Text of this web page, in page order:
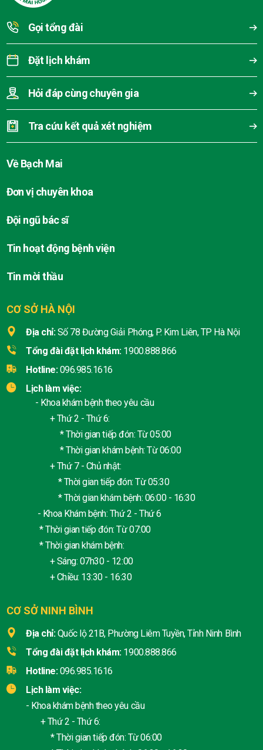
CƠ SỞ HÀ NỘI
Địa chỉ: Số 78 Đường Giải Phóng, P. Kim Liên, TP Hà Nội
Tổng đài đặt lịch khám: 1900.888.866
Hotline: 096.985.1616
Lịch làm việc:
- Khoa khám bệnh theo yêu cầu
+ Thứ 2 - Thứ 6:
* Thời gian tiếp đón: Từ 05:00
* Thời gian khám bệnh: Từ 06:00
+ Thứ 7 - Chủ nhật:
* Thời gian tiếp đón: Từ 05:30
* Thời gian khám bệnh: 06:00 - 16:30
- Khoa Khám bệnh: Thứ 2 - Thứ 6
* Thời gian tiếp đón: Từ 07:00
* Thời gian khám bệnh:
+ Sáng: 07h30 - 12:00
+ Chiều: 13:30 - 16:30
CƠ SỞ NINH BÌNH
Địa chỉ: Quốc lộ 21B, Phường Liêm Tuyền, Tỉnh Ninh Bình
Tổng đài đặt lịch khám: 1900.888.866
Hotline: 096.985.1616
Lịch làm việc:
- Khoa khám bệnh theo yêu cầu
+ Thứ 2 - Thứ 6:
* Thời gian tiếp đón: Từ 06:00
Gọi tổng đài
Đặt lịch khám
Hỏi đáp cùng chuyên gia
Tra cứu kết quả xét nghiệm
Về Bạch Mai
Đơn vị chuyên khoa
Đội ngũ bác sĩ
Tin hoạt động bệnh viện
Tin mời thầu